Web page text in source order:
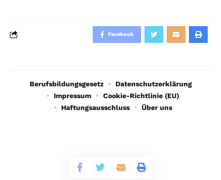
Facebook
Berufsbildungsgesetz
Datenschutzerklärung
Impressum
Cookie-Richtlinie (EU)
Haftungsausschluss
Über uns